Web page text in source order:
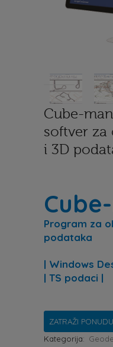
Cube-
softver za
i 3D
Program za
podataka
| Windows
| TS podaci |
ZATRAŽI PONUDU
Kategorija: